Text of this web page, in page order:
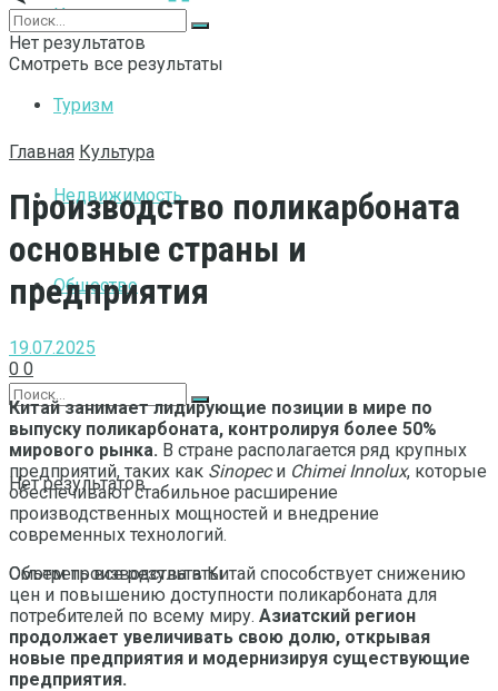
Интернет
Туризм
Недвижимость
Общество
Нет результатов
Смотреть все результаты
Нет результатов
Смотреть все результаты
Главная Культура
Производство поликарбоната
основные страны и
предприятия
19.07.2025
0 0
Китай занимает лидирующие позиции в мире по
выпуску поликарбоната, контролируя более 50%
мирового рынка. В стране располагается ряд крупных
предприятий, таких как Sinopecи Chimei Innolux, которые
обеспечивают стабильное расширение
производственных мощностей и внедрение
современных технологий.
Объем производства в Китай способствует снижению
цен и повышению доступности поликарбоната для
потребителей по всему миру. Азиатский регион
продолжает увеличивать свою долю, открывая
новые предприятия и модернизируя существующие
предприятия.